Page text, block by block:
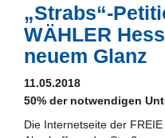
„Strabs“-
WÄHLER
neuem Glanz
11.05.2018
50% der notwendigen
Die Internetseite der